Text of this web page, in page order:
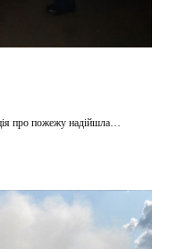
про пожежу надійшла…